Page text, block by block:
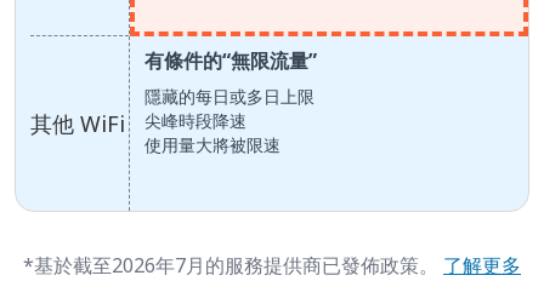
其他 WiFi
有條件的“無限流量”
隱藏的每日或多日上限
尖峰時段降速
使用量大將被限速
*基於截至2026年7月的服務提供商已發佈政策。 了解更多